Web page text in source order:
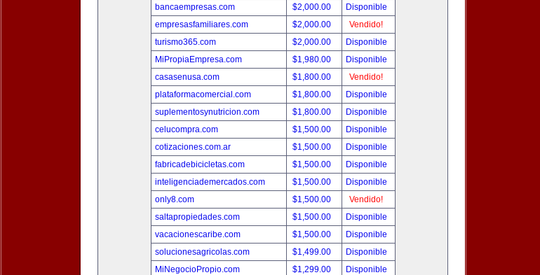
bancaempresas.com
$2,000.00
Disponible
empresasfamiliares.com
$2,000.00
Vendido!
turismo365.com
$2,000.00
Disponible
MiPropiaEmpresa.com
$1,980.00
Disponible
casasenusa.com
$1,800.00
Vendido!
plataformacomercial.com
$1,800.00
Disponible
suplementosynutricion.com
$1,800.00
Disponible
celucompra.com
$1,500.00
Disponible
cotizaciones.com.ar
$1,500.00
Disponible
fabricadebicicletas.com
$1,500.00
Disponible
inteligenciademercados.com
$1,500.00
Disponible
only8.com
$1,500.00
Vendido!
saltapropiedades.com
$1,500.00
Disponible
vacacionescaribe.com
$1,500.00
Disponible
solucionesagricolas.com
$1,499.00
Disponible
MiNegocioPropio.com
$1,299.00
Disponible